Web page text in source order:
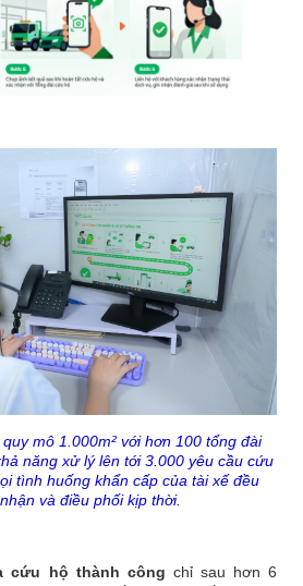
mô 1.000m² với hơn 100 tổng đài
năng xử lý lên tới 3.000 yêu cầu cứu
tình huống khẩn cấp của tài xế đều
và điều phối kịp thời.
cứu hộ thành công chỉ sau hơn 6